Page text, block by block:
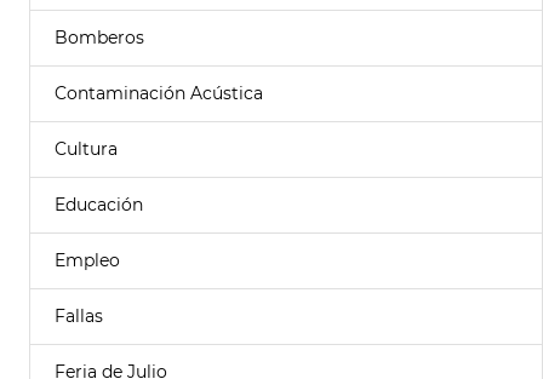
Bomberos
Contaminación Acústica
Cultura
Educación
Empleo
Fallas
Feria de Julio